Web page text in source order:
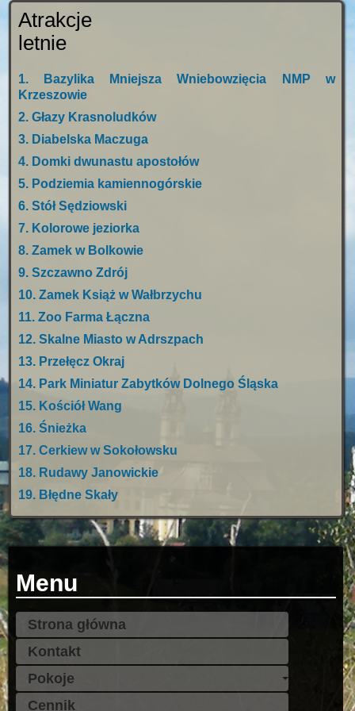
Atrakcje
letnie
1. Bazylika Mniejsza Wniebowzięcia NMP w
Krzeszowie
2. Głazy Krasnoludków
3. Diabelska Maczuga
4. Domki dwunastu apostołów
5. Podziemia kamiennogórskie
6. Stół Sędziowski
7. Kolorowe jeziorka
8. Zamek w Bolkowie
9. Szczawno Zdrój
10. Zamek Książ w Wałbrzychu
11. Zoo Farma Łączna
12. Skalne Miasto w Adrszpach
13. Przełęcz Okraj
14. Park Miniatur Zabytków Dolnego Śląska
15. Kościół Wang
16. Śnieżka
17. Cerkiew w Sokołowsku
18. Rudawy Janowickie
19. Błędne Skały
Menu
Strona główna
Kontakt
Pokoje
Cennik